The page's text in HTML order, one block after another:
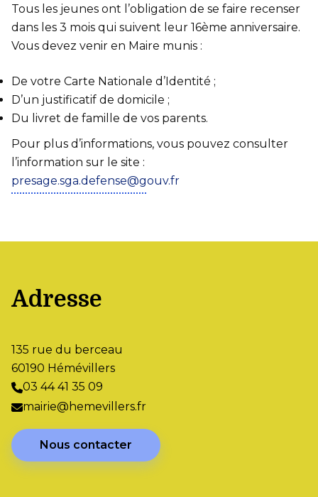
Tous les jeunes ont l’obligation de se faire recenser
dans les 3 mois qui suivent leur 16ème anniversaire.
Vous devez venir en Maire munis :
De votre Carte Nationale d’Identité ;
D’un justificatif de domicile ;
Du livret de famille de vos parents.
Pour plus d’informations, vous pouvez consulter
l’information sur le site :
presage.sga.defense@gouv.fr
Adresse
135 rue du berceau
60190 Hémévillers
03 44 41 35 09
mairie@hemevillers.fr
Nous contacter